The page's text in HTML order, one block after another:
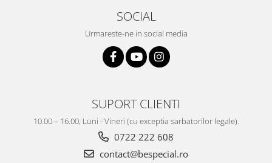
SOCIAL
Urmareste-ne in social media
SUPORT CLIENTI
10.00 – 16.00, Luni - Vineri (cu exceptia sarbatorilor legale).
0722 222 608
contact@bespecial.ro